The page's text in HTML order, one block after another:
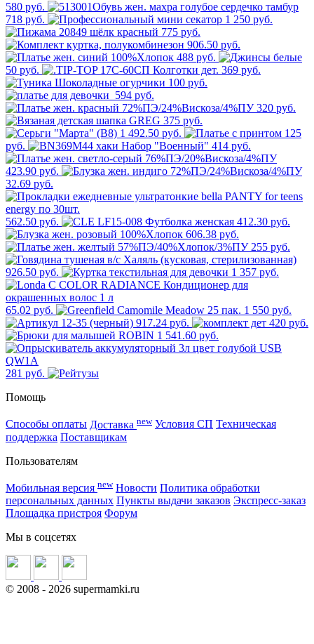
580 руб.
718 руб.
1 250 руб.
775 руб.
906.50 руб.
488 руб.
50 руб.
369 руб.
100 руб.
594 руб.
320 руб.
375 руб.
1 492.50 руб.
125
руб.
414 руб.
423.90 руб.
32.69 руб.
562.50 руб.
412.30 руб.
606.38 руб.
255 руб.
926.50 руб. 1 357 руб.
65.02 руб.
1 550 руб.
917.24 руб.
420 руб.
1 541.60 руб.
281 руб.
Помощь
Способы оплаты Доставка new Условия СП Техническая
поддержка Поставщикам
Пользователям
Мобильная версия new Новости Политика обработки
персональных данных Пункты выдачи заказов Экспресс-заказ
Площадка пристроя Форум
Мы в соцсетях
© 2008 - 2026 supermamki.ru